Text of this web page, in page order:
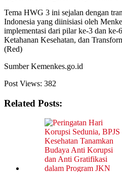
Tema HWG 3 ini sejalan dengan
Indonesia yang diinisiasi oleh
implementasi dari pilar ke-3 dan ke-
Ketahanan Kesehatan, dan
(Red)
Sumber Kemenkes.go.id
Post Views: 382
Related Posts: